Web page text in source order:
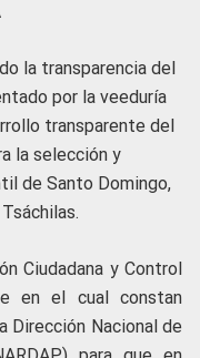
la transparencia del
por la veeduría
transparente del
la selección y
de Santo Domingo,
Ciudadana y Control
en el cual constan
Dirección Nacional de